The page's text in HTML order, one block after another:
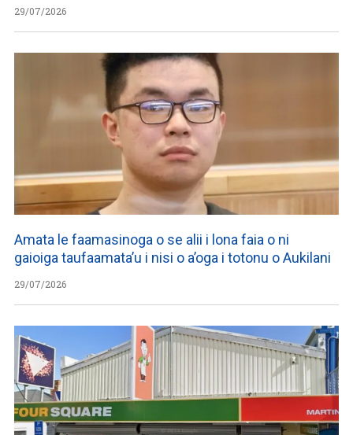
29/07/2026
Amata le faamasinoga o se alii i lona faia o ni
gaioiga taufaamata’u i nisi o a’oga i totonu o Aukilani
29/07/2026